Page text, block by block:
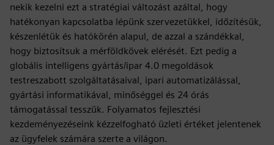
nekik kezelni ezt a stratégiai változást azáltal, hogy
hatékonyan kapcsolatba lépünk szervezetükkel, időzítésük,
készenlétük és hatókörén alapul, de azzal a szándékkal,
hogy biztosítsuk a mérföldkövek elérését. Ezt pedig a
globális intelligens gyártás/ipar 4.0 megoldások
testreszabott szolgáltatásaival, ipari automatizálással,
gyártási informatikával, minőséggel és 24 órás
támogatással tesszük. Folyamatos fejlesztési
kezdeményezéseink kézzelfogható üzleti értéket jelentenek
az ügyfelek számára szerte a világon.